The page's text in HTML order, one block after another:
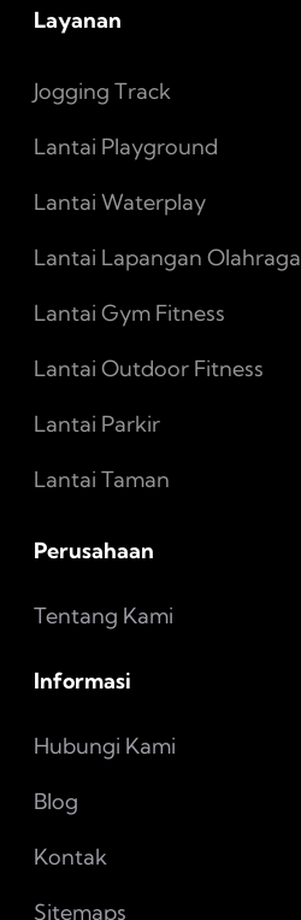
Layanan
Jogging Track
Lantai Playground
Lantai Waterplay
Lantai Lapangan Olahraga
Lantai Gym Fitness
Lantai Outdoor Fitness
Lantai Parkir
Lantai Taman
Perusahaan
Tentang Kami
Informasi
Hubungi Kami
Blog
Kontak
Sitemaps